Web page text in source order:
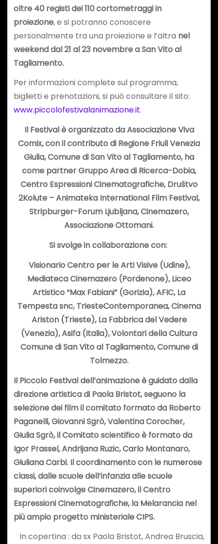
oltre 40 registi dei 110 cortometraggi in
proiezione, e si potranno conoscere
personalmente tra una proiezione e l’altra nel
weekend dal 21 al 23 novembre a San Vito al
Tagliamento.
Per informazioni complete sul programma,
biglietti e prenotazioni, si può consultare il sito:
www.piccolofestivalanimazione.it.
Il Festival è organizzato da Associazione Viva
Comix, con il contributo di Regione Friuli Venezia
Giulia, Comune di San Vito al Tagliamento, ha
come partner Gruppo Area di Ricerca-Dobia,
Centro Espressioni Cinematografiche, Društvo
2Kolute – Animateka International Film Festival,
Stripburger-Forum Ljubljana, Cinemazero,
Associazione Ottomani.
Si svolge in collaborazione con:
Visionario Centro per le Arti Visive (Udine),
Mediateca Cinemazero (Pordenone), Liceo
Artistico “Max Fabiani” (Gorizia), AFIC, La
Tempesta snc, TriesteContemporanea, Cinema
Ariston (Trieste), La Fabbrica del Vedere
(Venezia), Asifa (Italia), Volontari della Cultura
Comune di San Vito al Tagliamento, Comune di
Tolmezzo.
Il Piccolo Festival dell’animazione è guidato dalla
direzione artistica di Paola Bristot, seguono la
selezione dei film il comitato formato da Roberto
Paganelli, Giovanni Sgrò, Valentina Corocher,
Giulia Sgrò, il Comitato scientifico è formato da
Igor Prassel, Andrijana Ruzic, Carlo Montanaro,
Giuliana Carbi. Il coordinamento con le numerose
classi, dalle scuole dell’infanzia alle scuole
superiori coinvolge Cinemazero, il Centro
Espressioni Cinematografiche, la Melarancia nel
più ampio progetto ministeriale CIPS.
In copertina : da sx Paola Bristot, Andrea Bruscia,